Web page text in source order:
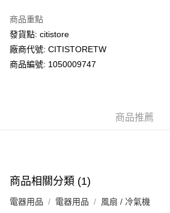
WeChat Pay
送貨方式
每筆HK$50.00，滿HK$200.00或以上免運費
UNY 門市自取
商品重點
發貨點: citistore
廠商代號: CITISTORETW
商品編號: 1050009747
商品推薦
商品相關分類 (1)
電器用品 電器用品 風扇 / 冷氣機